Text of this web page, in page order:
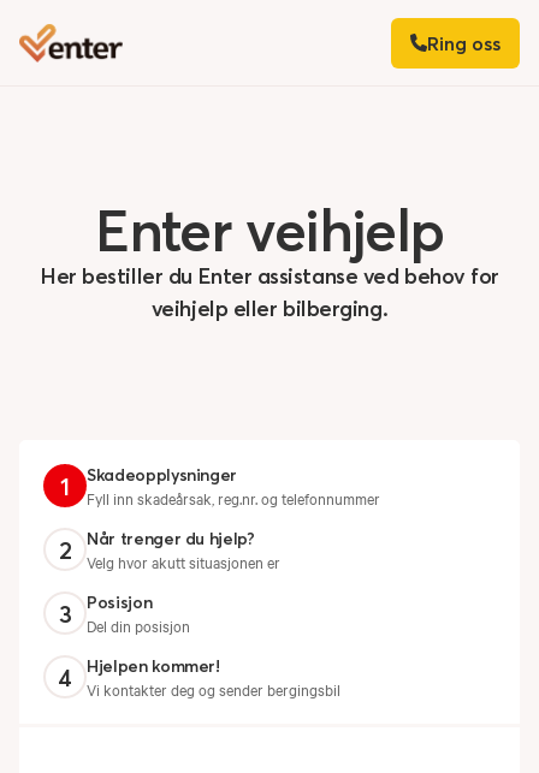
Ring oss
Enter veihjelp
Her bestiller du Enter assistanse ved behov for
veihjelp eller bilberging.
1
Skadeopplysninger
Fyll inn skadeårsak, reg.nr. og telefonnummer
2
Når trenger du hjelp?
Velg hvor akutt situasjonen er
3
Posisjon
Del din posisjon
4
Hjelpen kommer!
Vi kontakter deg og sender bergingsbil